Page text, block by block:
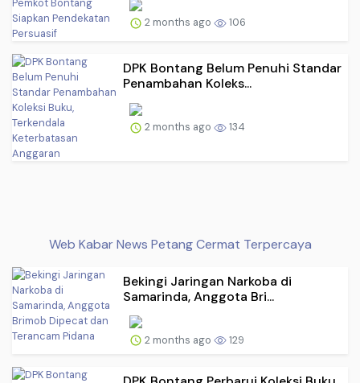
2 months ago 106
DPK Bontang Belum Penuhi Standar
Penambahan Koleks...
2 months ago 134
Web Kabar News Petang Cermat Terpercaya
Bekingi Jaringan Narkoba di
Samarinda, Anggota Bri...
2 months ago 129